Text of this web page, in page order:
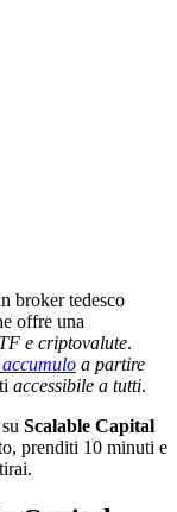
broker tedesco
offre una
e criptovalute.
a partire
accessibile a tutti.
Scalable Capital
prenditi 10 minuti e